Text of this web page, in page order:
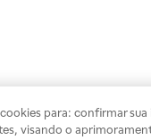
para: confirmar
visando o